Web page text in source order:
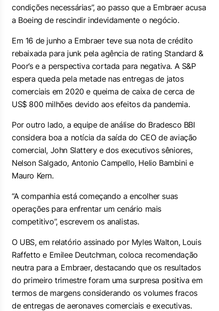
condições necessárias”, ao passo que a Embraer acusa
a Boeing de rescindir indevidamente o negócio.
Em 16 de junho a Embraer teve sua nota de crédito
rebaixada para junk pela agência de rating Standard &
Poor’s e a perspectiva cortada para negativa. A S&P
espera queda pela metade nas entregas de jatos
comerciais em 2020 e queima de caixa de cerca de
US$ 800 milhões devido aos efeitos da pandemia.
Por outro lado, a equipe de análise do Bradesco BBI
considera boa a notícia da saída do CEO de aviação
comercial, John Slattery e dos executivos sêniores,
Nelson Salgado, Antonio Campello, Helio Bambini e
Mauro Kern.
“A companhia está começando a encolher suas
operações para enfrentar um cenário mais
competitivo”, escrevem os analistas.
O UBS, em relatório assinado por Myles Walton, Louis
Raffetto e Emilee Deutchman, coloca recomendação
neutra para a Embraer, destacando que os resultados
do primeiro trimestre foram uma surpresa positiva em
termos de margens considerando os volumes fracos
de entregas de aeronaves comerciais e executivas.